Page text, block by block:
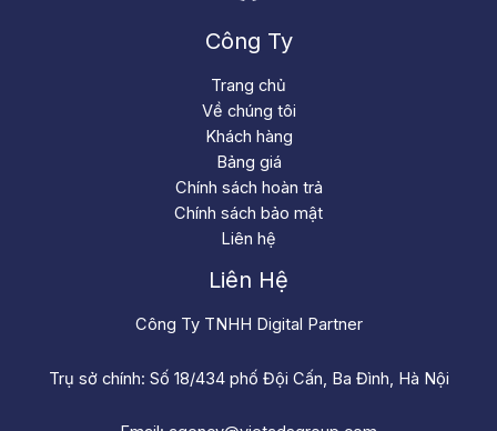
Công Ty
Trang chủ
Về chúng tôi
Khách hàng
Bảng giá
Chính sách hoàn trả
Chính sách bảo mật
Liên hệ
Liên Hệ
Công Ty TNHH Digital Partner
Trụ sở chính: Số 18/434 phố Đội Cấn, Ba Đình, Hà Nội